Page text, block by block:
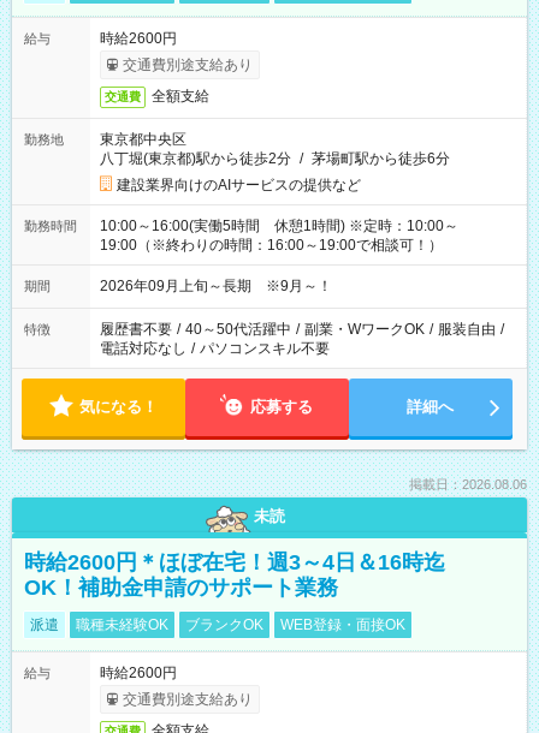
給与
時給2600円
交通費別途支給あり
交通費 全額支給
勤務地
東京都中央区
八丁堀(東京都)駅から徒歩2分 / 茅場町駅から徒歩6分
建設業界向けのAIサービスの提供など
勤務時間
10:00～16:00(実働5時間 休憩1時間) ※定時：10:00～
19:00（※終わりの時間：16:00～19:00で相談可！）
期間 2026年09月上旬～長期 ※9月～！
特徴 履歴書不要 / 40～50代活躍中 / 副業・WワークOK / 服装自由 /
電話対応なし / パソコンスキル不要
気になる！ 応募する 詳細へ
掲載日：2026.08.06
未読
時給2600円＊ほぼ在宅！週3～4日＆16時迄
OK！補助金申請のサポート業務
派遣 職種未経験OK ブランクOK WEB登録・面接OK
給与
時給2600円
交通費別途支給あり